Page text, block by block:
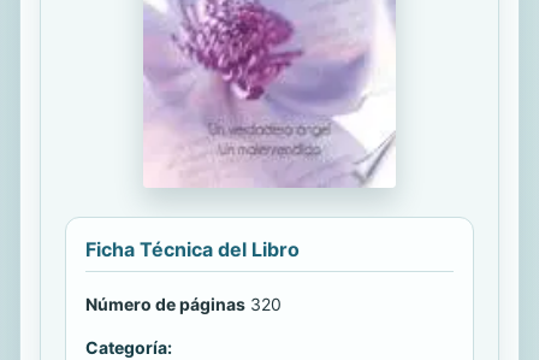
Ficha Técnica del Libro
Número de páginas 320
Categoría: